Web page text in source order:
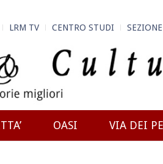
LRM TV CENTRO STUDI
OASI VIA DEI